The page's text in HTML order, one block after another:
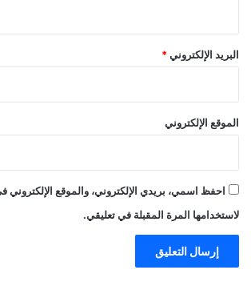
البريد الإلكتروني *
الموقع الإلكتروني
احفظ اسمي، بريدي الإلكتروني، والموقع الإلكتروني
لاستخدامها المرة المقبلة في تعليقي.